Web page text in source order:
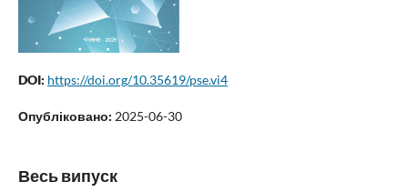
DOI: https://doi.org/10.35619/pse.vi4
Опубліковано: 2025-06-30
Весь випуск